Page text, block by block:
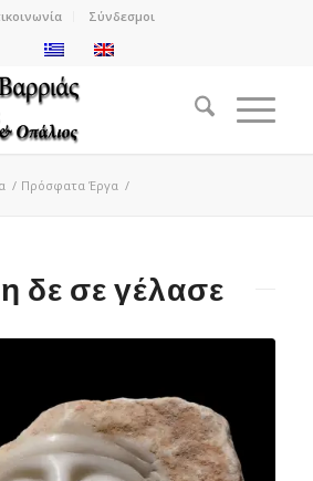
Σύνδεσμοι
/ Πρόσφατα Έργα /
δε σε γέλασε